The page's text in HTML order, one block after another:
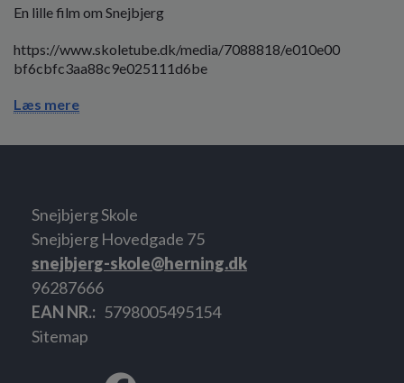
En lille film om Snejbjerg
https://www.skoletube.dk/media/7088818/e010e00
bf6cbfc3aa88c9e025111d6be
Læs mere
Snejbjerg Skole
Snejbjerg Hovedgade 75
snejbjerg-skole@herning.dk
96287666
EAN NR.
5798005495154
Sitemap